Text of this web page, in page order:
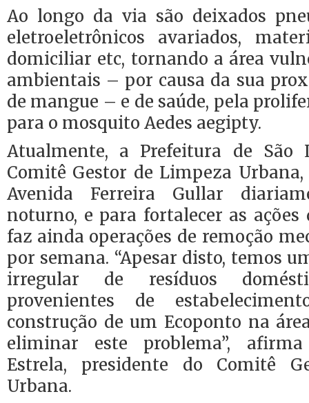
Ao longo da via são deixados
eletroeletrônicos avariados,
domiciliar etc, tornando a área
ambientais – por causa da sua
de mangue – e de saúde, pela
para o mosquito Aedes aegipty.
Atualmente, a Prefeitura de São
Comitê Gestor de Limpeza
Avenida Ferreira Gullar
noturno, e para fortalecer as
faz ainda operações de remoção
por semana. “Apesar disto, temos
irregular de resíduos
provenientes de
construção de um Ecoponto na
eliminar este problema”,
Estrela, presidente do Comitê
Urbana.